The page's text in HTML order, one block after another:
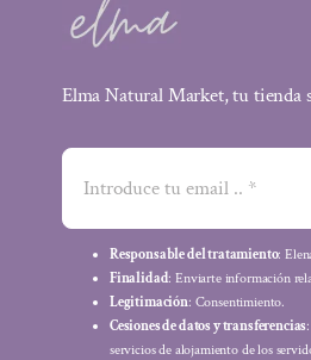
Elma Natural Market, tu tienda
Responsable del tratamiento:
Finalidad: Enviarte información
Legitimación: Consentimiento.
Cesiones de datos y transferencias
servicios de alojamiento de los